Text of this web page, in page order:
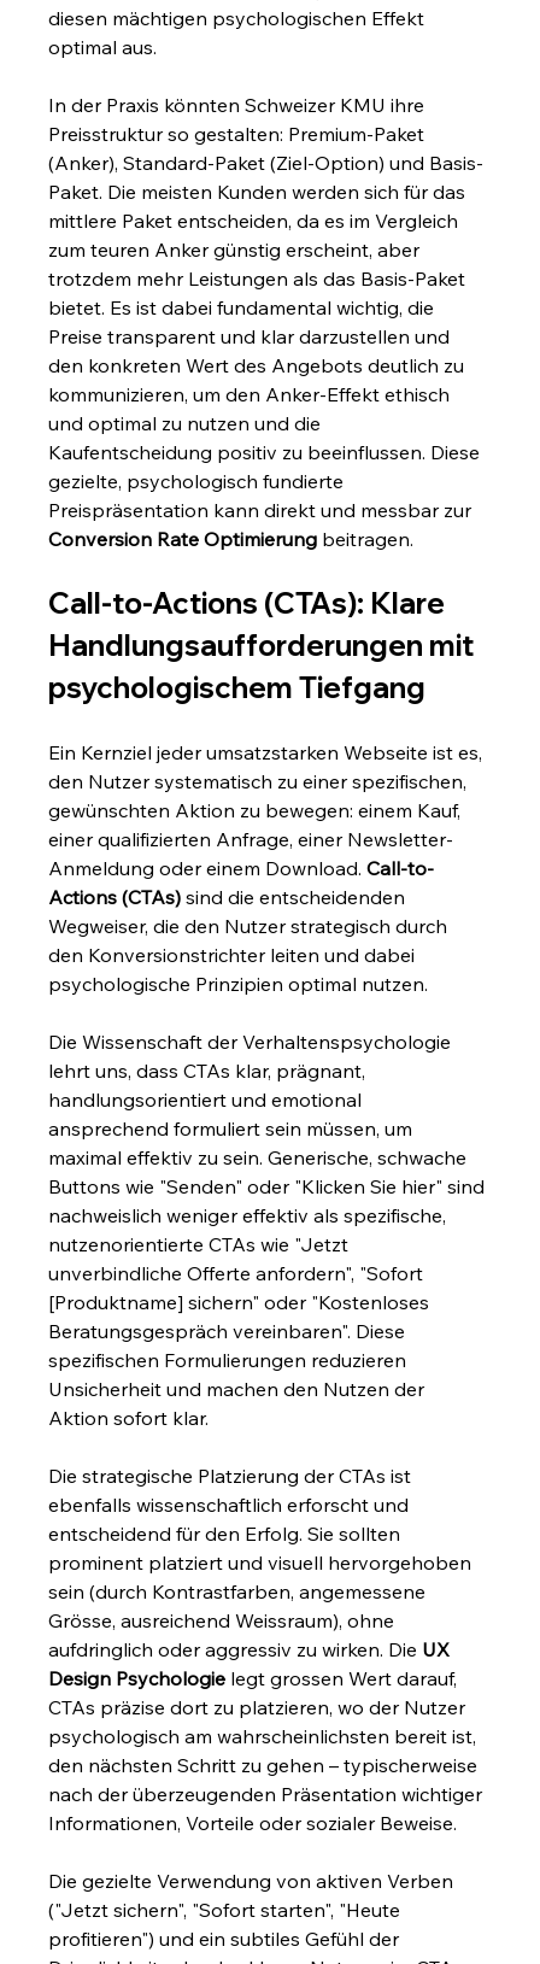
diesen mächtigen psychologischen Effekt
optimal aus.
In der Praxis könnten Schweizer KMU ihre
Preisstruktur so gestalten: Premium-Paket
(Anker), Standard-Paket (Ziel-Option) und Basis-
Paket. Die meisten Kunden werden sich für das
mittlere Paket entscheiden, da es im Vergleich
zum teuren Anker günstig erscheint, aber
trotzdem mehr Leistungen als das Basis-Paket
bietet. Es ist dabei fundamental wichtig, die
Preise transparent und klar darzustellen und
den konkreten Wert des Angebots deutlich zu
kommunizieren, um den Anker-Effekt ethisch
und optimal zu nutzen und die
Kaufentscheidung positiv zu beeinflussen. Diese
gezielte, psychologisch fundierte
Preispräsentation kann direkt und messbar zur
Conversion Rate Optimierung beitragen.
Call-to-Actions (CTAs): Klare
Handlungsaufforderungen mit
psychologischem Tiefgang
Ein Kernziel jeder umsatzstarken Webseite ist es,
den Nutzer systematisch zu einer spezifischen,
gewünschten Aktion zu bewegen: einem Kauf,
einer qualifizierten Anfrage, einer Newsletter-
Anmeldung oder einem Download. Call-to-
Actions (CTAs) sind die entscheidenden
Wegweiser, die den Nutzer strategisch durch
den Konversionstrichter leiten und dabei
psychologische Prinzipien optimal nutzen.
Die Wissenschaft der Verhaltenspsychologie
lehrt uns, dass CTAs klar, prägnant,
handlungsorientiert und emotional
ansprechend formuliert sein müssen, um
maximal effektiv zu sein. Generische, schwache
Buttons wie "Senden" oder "Klicken Sie hier" sind
nachweislich weniger effektiv als spezifische,
nutzenorientierte CTAs wie "Jetzt
unverbindliche Offerte anfordern", "Sofort
[Produktname] sichern" oder "Kostenloses
Beratungsgespräch vereinbaren". Diese
spezifischen Formulierungen reduzieren
Unsicherheit und machen den Nutzen der
Aktion sofort klar.
Die strategische Platzierung der CTAs ist
ebenfalls wissenschaftlich erforscht und
entscheidend für den Erfolg. Sie sollten
prominent platziert und visuell hervorgehoben
sein (durch Kontrastfarben, angemessene
Grösse, ausreichend Weissraum), ohne
aufdringlich oder aggressiv zu wirken. Die UX
Design Psychologie legt grossen Wert darauf,
CTAs präzise dort zu platzieren, wo der Nutzer
psychologisch am wahrscheinlichsten bereit ist,
den nächsten Schritt zu gehen – typischerweise
nach der überzeugenden Präsentation wichtiger
Informationen, Vorteile oder sozialer Beweise.
Die gezielte Verwendung von aktiven Verben
("Jetzt sichern", "Sofort starten", "Heute
profitieren") und ein subtiles Gefühl der